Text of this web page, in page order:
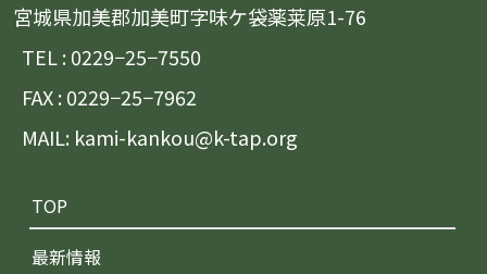
宮城県加美郡加美町字味ケ袋薬莱原1-76
TEL : 0229−25−7550
FAX : 0229−25−7962
MAIL: kami-kankou@k-tap.org
TOP
最新情報